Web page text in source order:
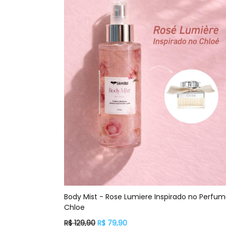
Body Mist - Rose Lumiere Inspirado no
Chloe
Preço
R$ 129,90 R$ 79,90